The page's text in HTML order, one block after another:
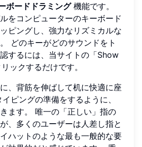
ボードドラミング機能です。
をコンピューターのキーボード
ピングし、強力なリズミカルな
どのキーがどのサウンドをト
するには、当サイトの「Show
ックするだけです。
、背筋を伸ばして机に快適に座
ピングの準備をするように、
ます。 唯一の「正しい」指の
、多くのユーザーは人差し指と
ハットのような最も一般的な要